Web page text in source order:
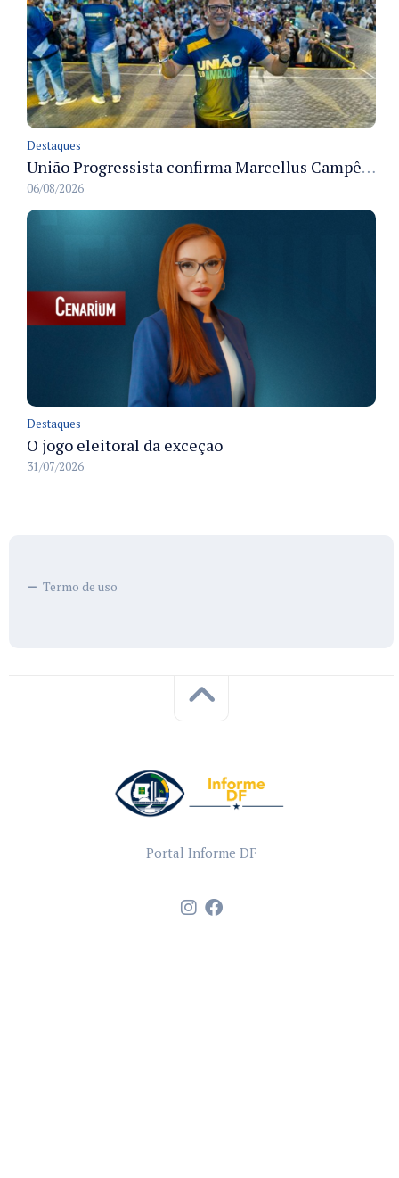
Destaques
União Progressista confirma Marcellus Campêlo como candidato a deputado estadual
06/08/2026
Destaques
O jogo eleitoral da exceção
31/07/2026
Termo de uso
Portal Informe DF